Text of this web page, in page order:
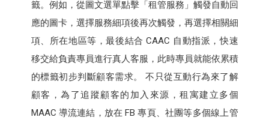
籤。例如，從圖文選單點擊「租管服務」觸發自動回
應的圖卡，選擇服務細項後再次觸發，再選擇相關細
項、所在地區等，最後結合 CAAC 自動指派，快速
移交給負責專員進行真人客服，此時專員就能依累積
的標籤初步判斷顧客需求。 不只從互動行為來了解
顧客，為了追蹤顧客的加入來源，租寓建立多個
MAAC 導流連結，放在 FB 專頁、社團等多個線上管